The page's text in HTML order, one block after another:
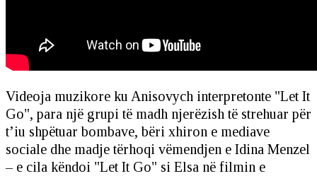
Videoja muzikore ku Anisovych interpretonte "Let It
Go", para një grupi të madh njerëzish të strehuar për
t’iu shpëtuar bombave, bëri xhiron e mediave
sociale dhe madje tërhoqi vëmendjen e Idina Menzel
– e cila këndoi "Let It Go" si Elsa në filmin e